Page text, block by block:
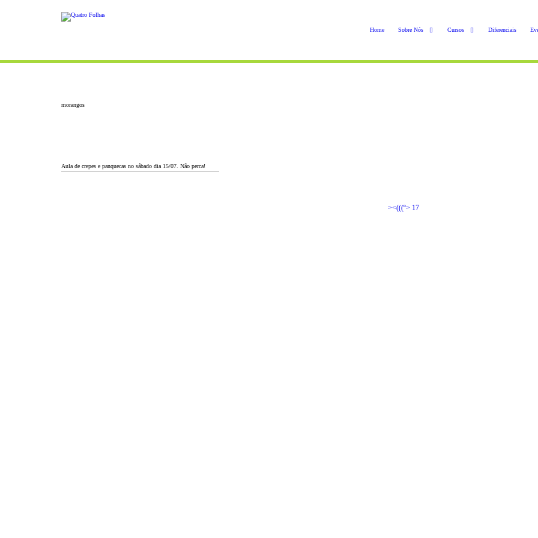
Home Sobre Nós Cursos Diferenciais
morangos
Aula de crepes e panquecas no sábado dia 15/07. Não perca!
><(((º> 17